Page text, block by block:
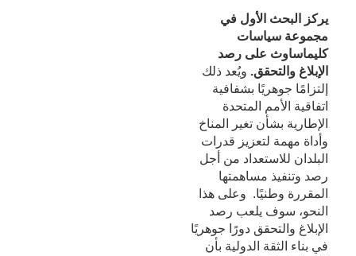
يركز البحث الأول في
مجموعة سياسات
كليماساوث على رصد
الإبلاغ والتحقق.ويُعد ذلك
إلتزامًا جوهريًا بشفافية
اتفاقية الأمم المتحدة
الإطارية بشأن تغير المناخ
وأداة مهمة لتعزيز قدرات
البلدان للاستعداد من أجل
رصد وتنفيذ مساهمتها
المقررة وطنيًا. وعلى هذا
النحو، سوف يلعب رصد
الإبلاغ والتحقق دورًا جوهريًا
في بناء الثقة الدولية بأن